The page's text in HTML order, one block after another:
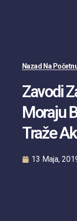
Nazad Na
Zavodi
Moraju
Traže
13 Maja,